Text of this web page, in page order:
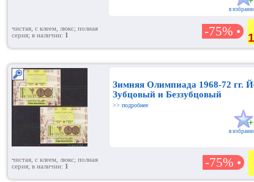
в
чистая, с клеем, люкс; полная
серия; в наличии: 1 -75% •
Зимняя Олимпиада 1968-72 гг.
Зубцовый и Беззубцовый
>> подробнее
в
чистая, с клеем, люкс; полная
серия; в наличии: 1 -75% •